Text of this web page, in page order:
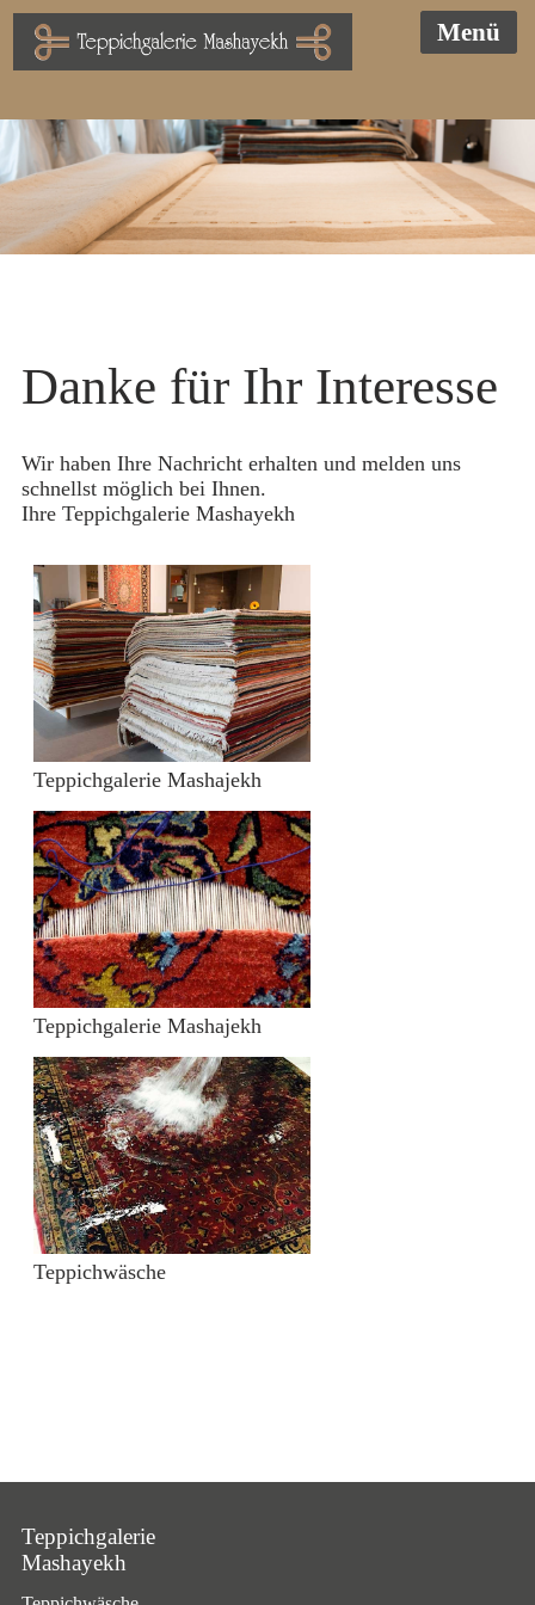
Danke für Ihr Interesse
Wir haben Ihre Nachricht erhalten und melden uns
schnellst möglich bei Ihnen.
Ihre Teppichgalerie Mashayekh
Teppichgalerie Mashajekh
Teppichgalerie Mashajekh
Teppichwäsche
Teppichgalerie
Mashayekh